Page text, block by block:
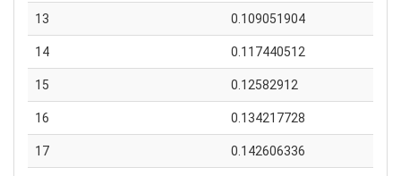
13 0.109051904
14 0.117440512
15 0.12582912
16 0.134217728
17 0.142606336